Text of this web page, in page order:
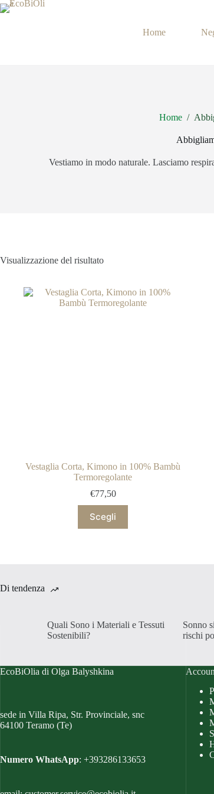
Salta
al
Home
Home /
Vestiamo in modo naturale. Lasciamo
Visualizzazione del risultato
Vestaglia Corta, Kimono in 100% Bambù
Termoregolante
€77,50
Scegliprodotto
ha
pagina
Di tendenza
Quali Sono i Materiali e Tessuti
Sostenibili?
Sonno
rischi
EcoBiOlia di Olga Balyshkina
sede in Villa Ripa, Str. Provinciale, snc
64100 Teramo (Te)
Numero WhatsApp: +393286133653